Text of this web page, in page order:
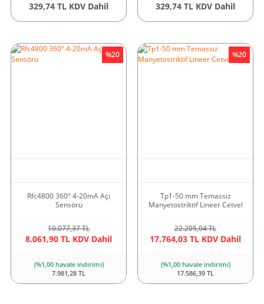
329,74 TL KDV Dahil 329,74 TL KDV Dahil
Rfc4800 360° 4-20mA Açı
Sensörü
10.077,37 TL
8.061,90 TL KDV Dahil
%20
(%1,00 havale indirimi)
7.981,28 TL
Yeni
Tp1-50 mm Temassız
Manyetostriktif Lineer Cetvel
22.205,04 TL
17.764,03 TL KDV Dahil
%20
(%1,00 havale indirimi)
17.586,39 TL